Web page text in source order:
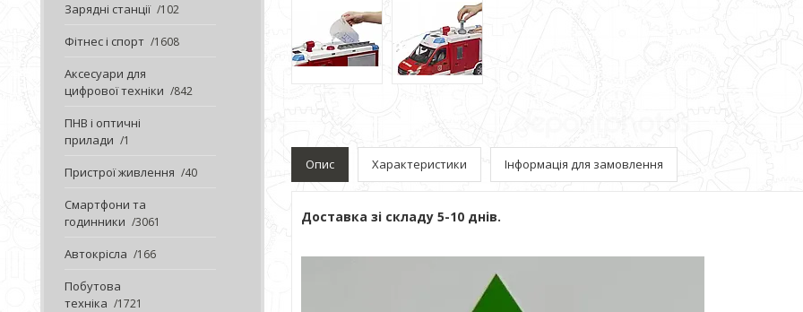
Зарядні станції 102
Фітнес і спорт 1608
Аксесуари для
цифрової техніки
842
ПНВ і оптичні
прилади
1
Пристрої живлення 40
Смартфони та
годинники
3061
Автокрісла 166
Побутова
техніка
1721
Опис Характеристики Інформація для замовлення
Доставка зі складу 5-10 днів.